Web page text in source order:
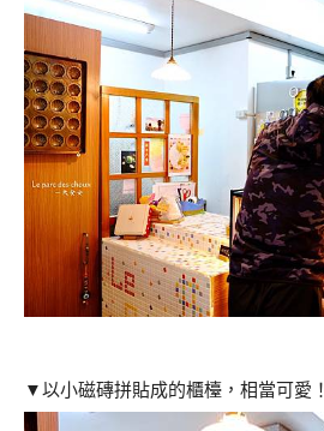
▼以小磁磚拼貼成的櫃檯，相當可愛！